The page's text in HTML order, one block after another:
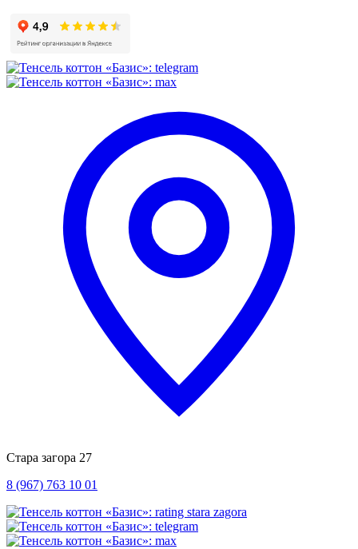
Стара загора 27
8 (967) 763 10 01